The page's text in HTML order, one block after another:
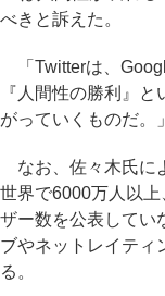
べきと訴えた。
「Twitterは、
『人間性の勝利』
がっていくものだ。」
なお、佐々木氏に
世界で6000万人以
ザー数を公表してい
ブやネットレイティ
る。